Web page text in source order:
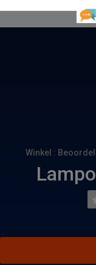
Winkel :